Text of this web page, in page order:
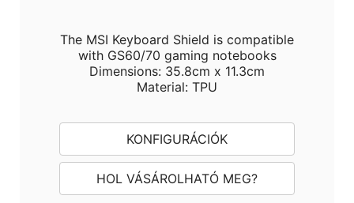
The MSI Keyboard Shield is compatible
with GS60/70 gaming notebooks
Dimensions: 35.8cm x 11.3cm
Material: TPU
KONFIGURÁCIÓK
HOL VÁSÁROLHATÓ MEG?